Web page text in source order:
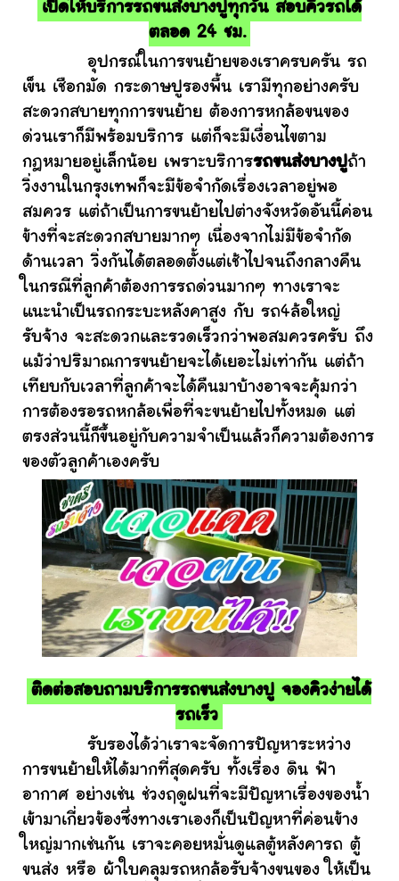
เปิดให้บริการรถขนส่งบางปูทุกวัน สอบคิวรถได้
ตลอด 24 ชม.
อุปกรณ์ในการขนย้ายของเราครบครัน รถ
เข็น เชือกมัด กระดาษปูรองพื้น เรามีทุกอย่างครับ
สะดวกสบายทุกการขนย้าย ต้องการหกล้อขนของ
ด่วนเราก็มีพร้อมบริการ แต่ก็จะมีเงื่อนไขตาม
กฎหมายอยู่เล็กน้อย เพราะบริการรถขนส่งบางปูถ้า
วิ่งงานในกรุงเทพก็จะมีข้อจำกัดเรื่องเวลาอยู่พอ
สมควร แต่ถ้าเป็นการขนย้ายไปต่างจังหวัดอันนี้ค่อน
ข้างที่จะสะดวกสบายมากๆ เนื่องจากไม่มีข้อจำกัด
ด้านเวลา วิ่งกันได้ตลอดตั้งแต่เช้าไปจนถึงกลางคืน
ในกรณีที่ลูกค้าต้องการรถด่วนมากๆ ทางเราจะ
แนะนำเป็นรถกระบะหลังคาสูง กับ รถ4ล้อใหญ่
รับจ้าง จะสะดวกและรวดเร็วกว่าพอสมควรครับ ถึง
แม้ว่าปริมาณการขนย้ายจะได้เยอะไม่เท่ากัน แต่ถ้า
เทียบกับเวลาที่ลูกค้าจะได้คืนมาบ้างอาจจะคุ้มกว่า
การต้องรอรถหกล้อเพื่อที่จะขนย้ายไปทั้งหมด แต่
ตรงส่วนนี้ก็ขึ้นอยู่กับความจำเป็นแล้วก็ความต้องการ
ของตัวลูกค้าเองครับ
ติดต่อสอบถามบริการรถขนส่งบางปู จองคิวง่ายได้
รถเร็ว
รับรองได้ว่าเราจะจัดการปัญหาระหว่าง
การขนย้ายให้ได้มากที่สุดครับ ทั้งเรื่อง ดิน ฟ้า
อากาศ อย่างเช่น ช่วงฤดูฝนที่จะมีปัญหาเรื่องของน้ำ
เข้ามาเกี่ยวข้องซึ่งทางเราเองก็เป็นปัญหาที่ค่อนข้าง
ใหญ่มากเช่นกัน เราจะคอยหมั่นดูแลตู้หลังคารถ ตู้
ขนส่ง หรือ ผ้าใบคลุมรถหกล้อรับจ้างขนของ ให้เป็น